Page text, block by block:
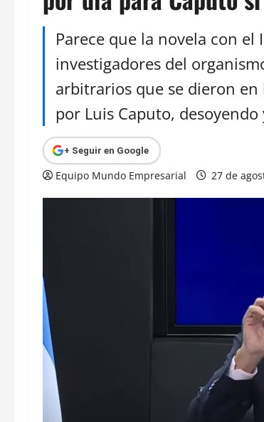
Parece que la novela con
investigadores del
arbitrarios que se dieron
por Luis Caputo,
+ Seguir en Google
Equipo Mundo Empresarial 27 de